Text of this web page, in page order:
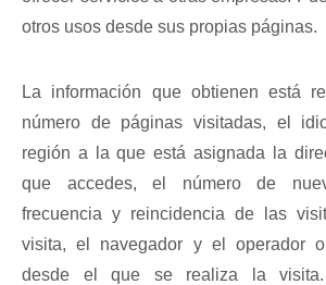
otros usos desde sus propias páginas.
La información que obtienen está
número de páginas visitadas, el
región a la que está asignada la
que accedes, el número de
frecuencia y reincidencia de las
visita, el navegador y el operador
desde el que se realiza la visita.